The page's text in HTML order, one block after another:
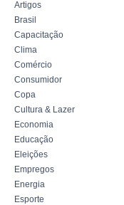
Artigos
Brasil
Capacitação
Clima
Comércio
Consumidor
Copa
Cultura & Lazer
Economia
Educação
Eleições
Empregos
Energia
Esporte